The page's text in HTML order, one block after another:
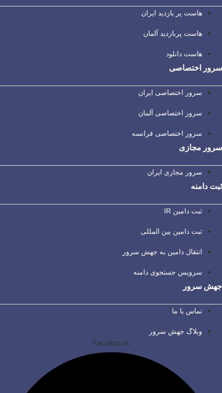
هاست پر بازدید ایران
هاست پربازدید آلمان
هاست دانلود
سرور اختصاصی
سرور اختصاصی ایران
سرور اختصاصی آلمان
سرور اختصاصی فرانسه
سرور مجازی
سرور مجازی ایران
ثبت دامنه
ثبت دامین IR
ثبت دامین بین المللی
انتقال دامین به جهش سرور
سرویس جستجوی دامنه
جهش سرور
تماس با ما
وبلاگ جهش سرور
Facebook